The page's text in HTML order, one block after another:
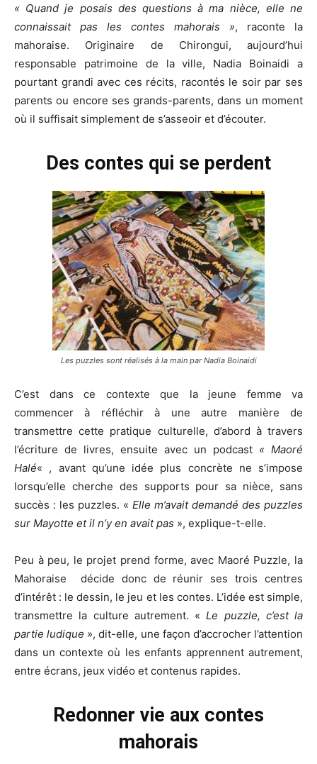
« Quand je posais des questions à ma nièce, elle ne
connaissait pas les contes mahorais », raconte la
mahoraise. Originaire de Chirongui, aujourd’hui
responsable patrimoine de la ville, Nadia Boinaidi a
pourtant grandi avec ces récits, racontés le soir par ses
parents ou encore ses grands-parents, dans un moment
où il suffisait simplement de s’asseoir et d’écouter.
Des contes qui se perdent
Les puzzles sont réalisés à la main par Nadia Boinaidi
C’est dans ce contexte que la jeune femme va
commencer à réfléchir à une autre manière de
transmettre cette pratique culturelle, d’abord à travers
l’écriture de livres, ensuite avec un podcast « Maoré
Halé« , avant qu’une idée plus concrète ne s’impose
lorsqu’elle cherche des supports pour sa nièce, sans
succès : les puzzles. « Elle m’avait demandé des puzzles
sur Mayotte et il n’y en avait pas », explique-t-elle.
Peu à peu, le projet prend forme, avec Maoré Puzzle, la
Mahoraise décide donc de réunir ses trois centres
d’intérêt : le dessin, le jeu et les contes. L’idée est simple,
transmettre la culture autrement. «Le puzzle, c’est la
partie ludique », dit-elle, une façon d’accrocher l’attention
dans un contexte où les enfants apprennent autrement,
entre écrans, jeux vidéo et contenus rapides.
Redonner vie aux contes
mahorais